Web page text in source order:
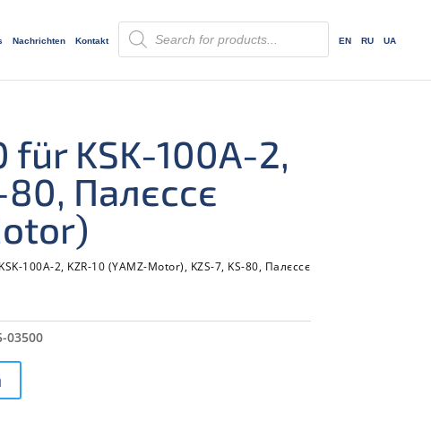
Nachrichten Kontakt
Products
search
EN RU UA
KSK-100А-2,
80, Палєссє
100А-2, KZR-10 (YAMZ-Motor), KZS-7, KS-80, Палєссє
03500